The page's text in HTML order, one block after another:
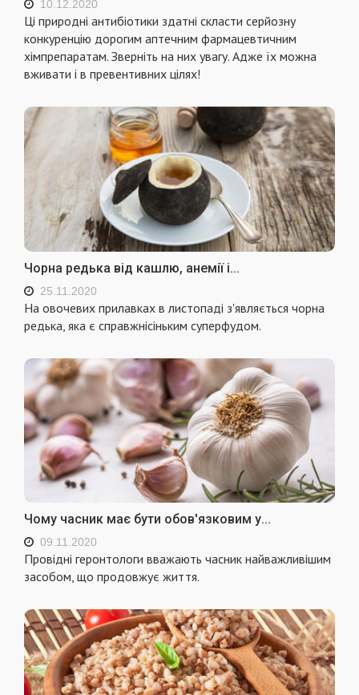
10.12.2020
Ці природні антибіотики здатні скласти серйозну
конкуренцію дорогим аптечним фармацевтичним
хімпрепаратам. Зверніть на них увагу. Адже їх можна
вживати і в превентивних цілях!
Чорна редька від кашлю, анемії і...
25.11.2020
На овочевих прилавках в листопаді з'являється чорна
редька, яка є справжнісіньким суперфудом.
Чому часник має бути обов'язковим у...
09.11.2020
Провідні геронтологи вважають часник найважливішим
засобом, що продовжує життя.